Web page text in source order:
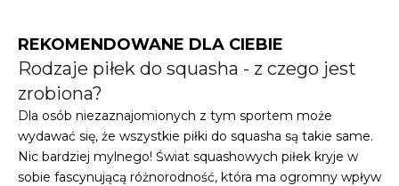
REKOMENDOWANE DLA CIEBIE
Rodzaje piłek do squasha - z czego jest
zrobiona?
Dla osób niezaznajomionych z tym sportem może
wydawać się, że wszystkie piłki do squasha są takie same.
Nic bardziej mylnego! Świat squashowych piłek kryje w
sobie fascynującą różnorodność, która ma ogromny wpływ